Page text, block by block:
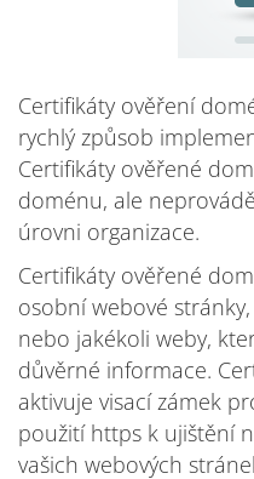
Certifikáty ověření
rychlý způsob
Certifikáty ověřené
doménu, ale
úrovni organizace.
Certifikáty ověřené
osobní webové
nebo jakékoli weby,
důvěrné informace.
aktivuje visací zámek
použití https k ujištění
vašich webových